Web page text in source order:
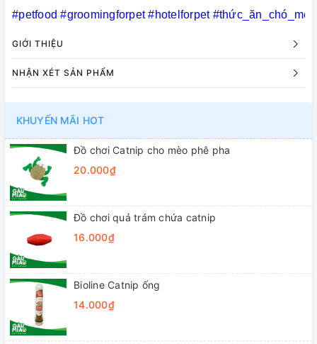
#petfood #groomingforpet #hotelforpet #thức_ăn_chó_mèo
GIỚI THIỆU
NHẬN XÉT SẢN PHẨM
KHUYẾN MÃI HOT
Đồ chơi Catnip cho mèo phê pha
20.000₫
Đồ chơi quả trám chứa catnip
16.000₫
Bioline Catnip ống
14.000₫